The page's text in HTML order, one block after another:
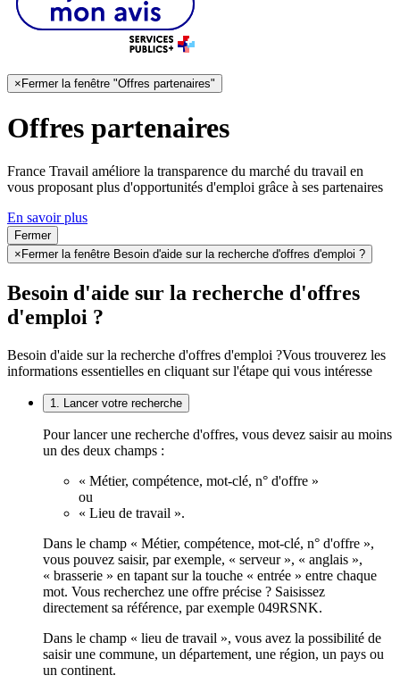
×Fermer la fenêtre "Offres partenaires"
Offres partenaires
France Travail améliore la transparence du marché du travail en
vous proposant plus d'opportunités d'emploi grâce à ses partenaires
En savoir plus
Fermer
× Fermer la fenêtre Besoin d'aide sur la recherche d'offres d'emploi ?
Besoin d'aide sur la recherche d'offres
d'emploi ?
Besoin d'aide sur la recherche d'offres d'emploi ?Vous trouverez les
informations essentielles en cliquant sur l'étape qui vous intéresse
1. Lancer votre recherche
Pour lancer une recherche d'offres, vous devez saisir au moins
un des deux champs :
« Métier, compétence, mot-clé, n° d'offre »
ou
« Lieu de travail ».
Dans le champ « Métier, compétence, mot-clé, n° d'offre »,
vous pouvez saisir, par exemple, « serveur », « anglais »,
« brasserie » en tapant sur la touche « entrée » entre chaque
mot. Vous recherchez une offre précise ? Saisissez
directement sa référence, par exemple 049RSNK.
Dans le champ « lieu de travail », vous avez la possibilité de
saisir une commune, un département, une région, un pays ou
un continent.